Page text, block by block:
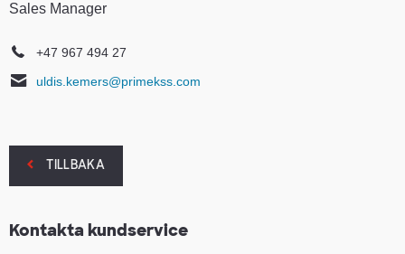
Sales Manager
+47 967 494 27
uldis.kemers@primekss.com
TILLBAKA
Kontakta kundservice